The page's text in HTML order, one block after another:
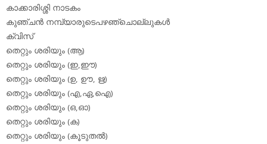
കാക്കാരിശ്ശി നാടകം
കുഞ്ചന്‍ നമ്പ്യാരുടെപഴഞ്ചൊല്ലുകള്‍
ക്വിസ്
തെറ്റും ശരിയും (ആ)
തെറ്റും ശരിയും (ഇ,ഈ)
തെറ്റും ശരിയും (ഉ, ഊ, ഋ)
തെറ്റും ശരിയും (എ,ഏ,ഐ)
തെറ്റും ശരിയും (ഒ,ഓ)
തെറ്റും ശരിയും (ക)
തെറ്റും ശരിയും (കൂടുതല്‍)